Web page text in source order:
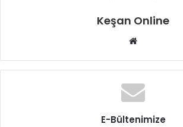
Keşan Online
Web
E-Bültenimize